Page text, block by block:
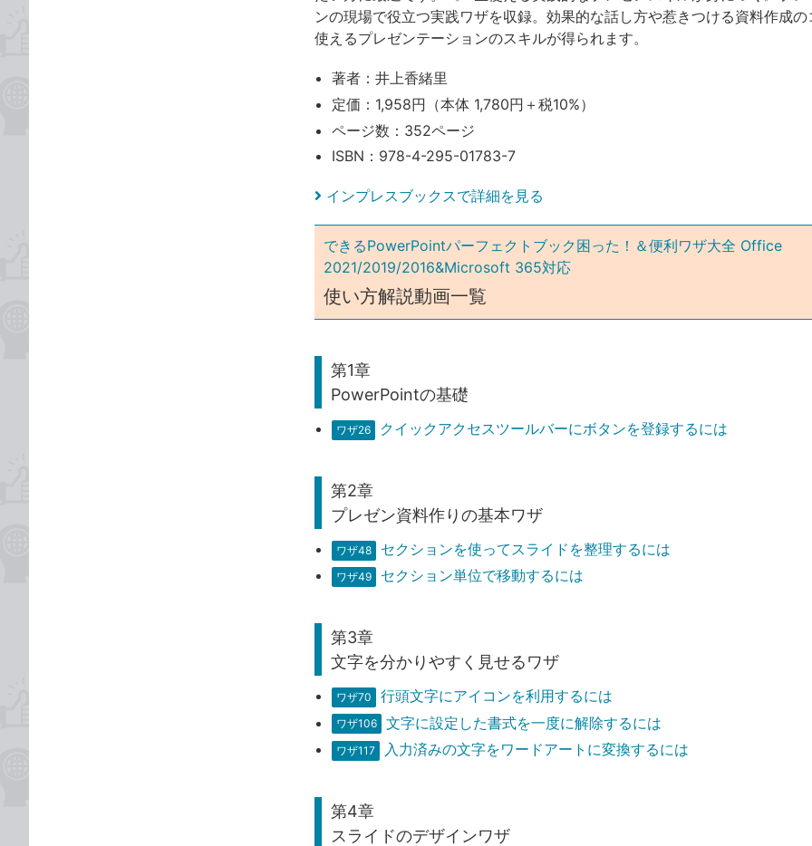
ンの現場で役立つ実践ワザを収録。効果的な話し方や惹きつける資料作成
使えるプレゼンテーションのスキルが得られます。
著者：井上香緒里
定価：1,958円（本体 1,780円＋税10%）
ページ数：352ページ
ISBN：978-4-295-01783-7
インプレスブックスで詳細を見る
できるPowerPointパーフェクトブック困った！＆便利ワザ大全 Office
2021/2019/2016&Microsoft 365対応
使い方解説動画一覧
第1章
PowerPointの基礎
ワザ26 クイックアクセスツールバーにボタンを登録するには
第2章
プレゼン資料作りの基本ワザ
ワザ48 セクションを使ってスライドを整理するには
ワザ49 セクション単位で移動するには
第3章
文字を分かりやすく見せるワザ
ワザ70 行頭文字にアイコンを利用するには
ワザ106 文字に設定した書式を一度に解除するには
ワザ117 入力済みの文字をワードアートに変換するには
第4章
スライドのデザインワザ